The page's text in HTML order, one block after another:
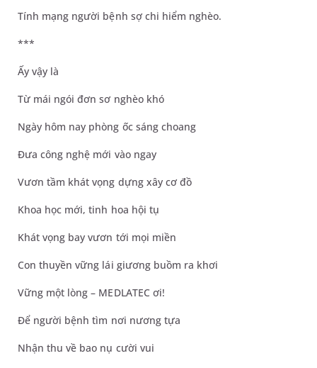
Tính mạng người bệnh sợ chi hiểm nghèo.
***
Ấy vậy là
Từ mái ngói đơn sơ nghèo khó
Ngày hôm nay phòng ốc sáng choang
Đưa công nghệ mới vào ngay
Vươn tầm khát vọng dựng xây cơ đồ
Khoa học mới, tinh hoa hội tụ
Khát vọng bay vươn tới mọi miền
Con thuyền vững lái giương buồm ra khơi
Vững một lòng – MEDLATEC ơi!
Để người bệnh tìm nơi nương tựa
Nhận thu về bao nụ cười vui